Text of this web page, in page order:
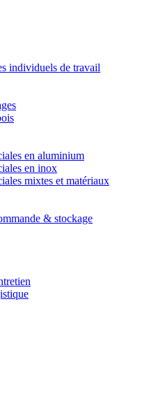
individuels de travail
en aluminium
en inox
mixtes et matériaux
& stockage